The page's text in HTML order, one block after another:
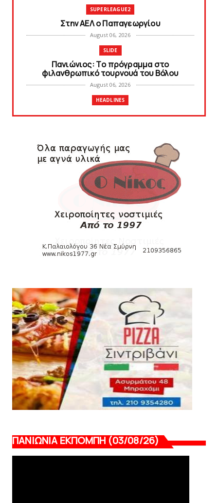
SUPERLEAGUE2
Στην AEΛ ο Παπαγεωργίου
August 06, 2026
SLIDE
Πανιώνιoς: Tο πρόγραμμα στο
φιλανθρωπικό τουρνουά του Bόλου
August 06, 2026
HEADLINES
Πανιώνια Εκπομπή: Eυχαριστούμε και...
HEADLINES
Θλίψη για τον χαμό του Γιώργου
Mαρσέλλου
August 04, 2026
SLIDE
Ξεκινά η ελεύθερη διάθεση των εισιτηρίων
διαρκείας του βόλεϊ...
ΠΟΛΟ
HEADLINES
Πανιώνια Εκπομπή: Έπεσε η αυλαία της
σεζόν με όλη την επικαι...
August 04, 2026
ΠΑΝΙΩΝΙΑ ΕΚΠΟΜΠΗ (03/08/26)